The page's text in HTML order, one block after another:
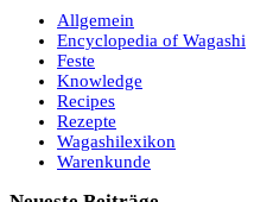
Allgemein
Encyclopedia of Wagashi
Feste
Knowledge
Recipes
Rezepte
Wagashilexikon
Warenkunde